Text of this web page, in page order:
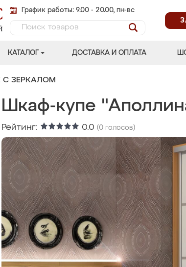
График работы: 9.00 - 20.00, пн-вс
КАТАЛОГ ДОСТАВКА И ОПЛАТА
С ЗЕРКАЛОМ
Шкаф-купе
Рейтинг: 0.0 (0 голосов)